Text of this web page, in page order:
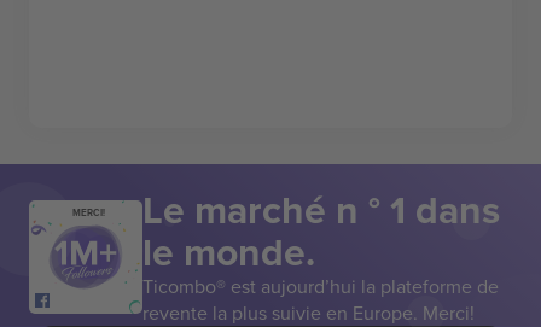
MERCI! Le marché n ° 1 dans
le monde.
Ticombo® est aujourd’hui la plateforme de
revente la plus suivie en Europe. Merci!